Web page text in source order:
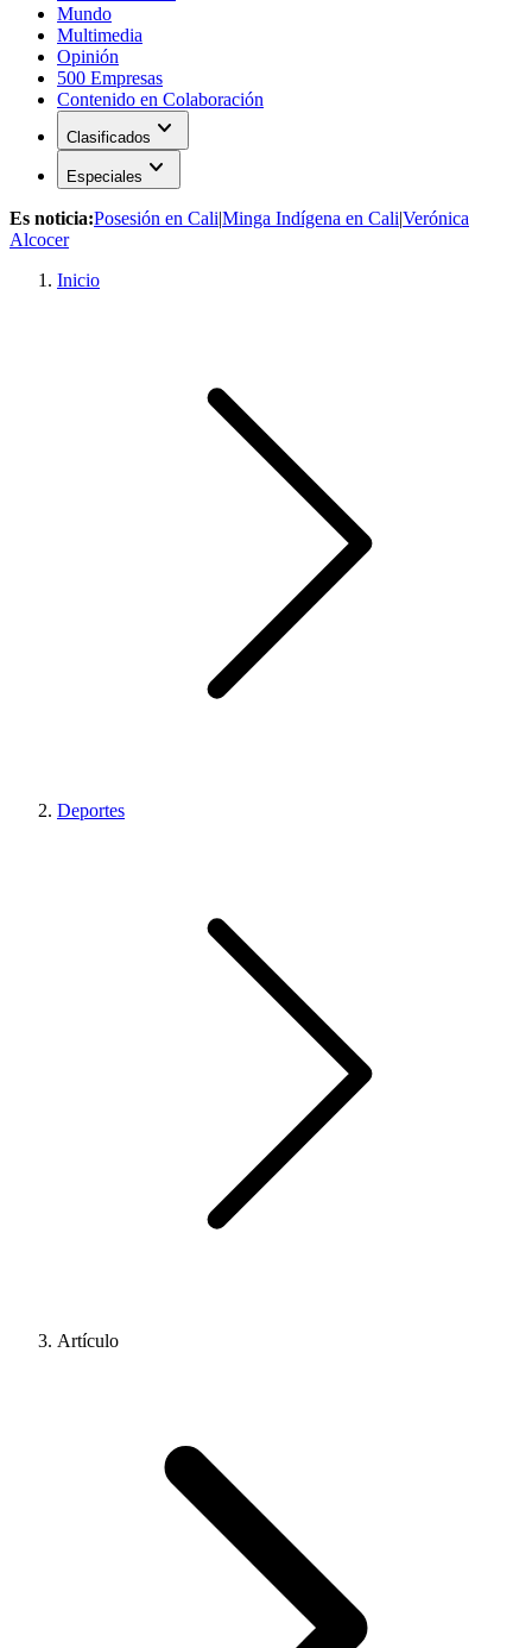
Mundo
Multimedia
Opinión
500 Empresas
Contenido en Colaboración
Clasificados expand_more
Especiales expand_more
Es noticia:Posesión en Cali|Minga Indígena en Cali|Verónica
Alcocer
Inicio
Deportes
Artículo